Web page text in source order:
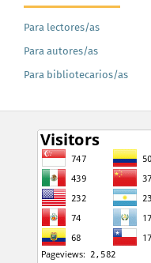
Para lectores/as
Para autores/as
Para bibliotecarios/as